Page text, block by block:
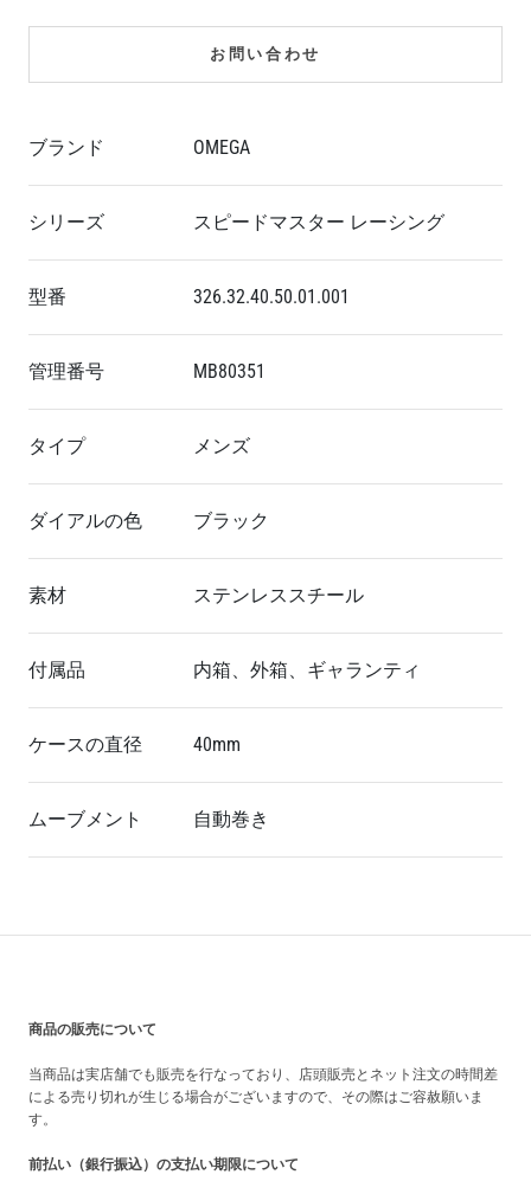
お問い合わせ
ブランド OMEGA
シリーズ スピードマスター レーシング
型番 326.32.40.50.01.001
管理番号 MB80351
タイプ メンズ
ダイアルの色 ブラック
素材 ステンレススチール
付属品 内箱、外箱、ギャランティ
ケースの直径 40mm
ムーブメント 自動巻き
商品の販売について
当商品は実店舗でも販売を行なっており、店頭販売とネット注文の時間差
による売り切れが生じる場合がございますので、その際はご容赦願いま
す。
前払い（銀行振込）の支払い期限について